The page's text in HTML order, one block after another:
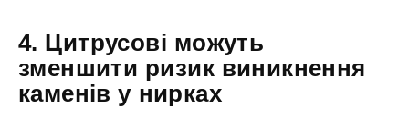
4. Цитрусові можуть
зменшити ризик виникнення
каменів у нирках